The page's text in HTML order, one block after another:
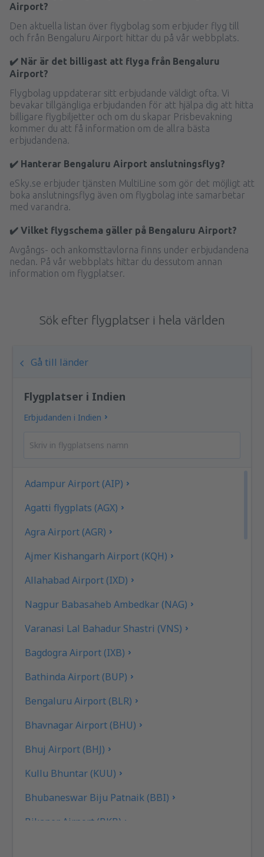
Airport?
Den aktuella listan över flygbolag som erbjuder flyg till
och från Bengaluru Airport hittar du på vår webbplats.
✔️ När är det billigast att flyga från Bengaluru
Airport?
Flygbolag uppdaterar sitt erbjudande väldigt ofta. Vi
bevakar tillgängliga erbjudanden för att hjälpa dig att hitta
billigare flygbiljetter och om du skapar Prisbevakning
kommer du att få information om de allra bästa
erbjudandena.
✔️ Hanterar Bengaluru Airport anslutningsflyg?
eSky.se erbjuder tjänsten MultiLine som gör det möjligt att
boka anslutningsflyg även om flygbolag inte samarbetar
med varandra.
✔️ Vilket flygschema gäller på Bengaluru Airport?
Avgångs- och ankomsttavlorna finns under erbjudandena
nedan. På vår webbplats hittar du dessutom annan
information om flygplatser.
Sök efter flygplatser i hela världen
Gå till länder
Flygplatser i Indien
Erbjudanden i Indien
Adampur Airport (AIP)
Agatti flygplats (AGX)
Agra Airport (AGR)
Ajmer Kishangarh Airport (KQH)
Allahabad Airport (IXD)
Nagpur Babasaheb Ambedkar (NAG)
Varanasi Lal Bahadur Shastri (VNS)
Bagdogra Airport (IXB)
Bathinda Airport (BUP)
Bengaluru Airport (BLR)
Bhavnagar Airport (BHU)
Bhuj Airport (BHJ)
Kullu Bhuntar (KUU)
Bhubaneswar Biju Patnaik (BBI)
Bikaner Airport (BKB)